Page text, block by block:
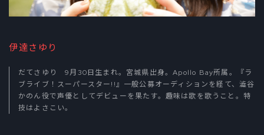
伊達さゆり
だてさゆり 9月30日生まれ。宮城県出身。Apollo Bay所属。『ラ
ブライブ！スーパースター!!』一般公募オーディションを経て、澁谷
かのん役で声優としてデビューを果たす。趣味は歌を歌うこと。特
技はよさこい。